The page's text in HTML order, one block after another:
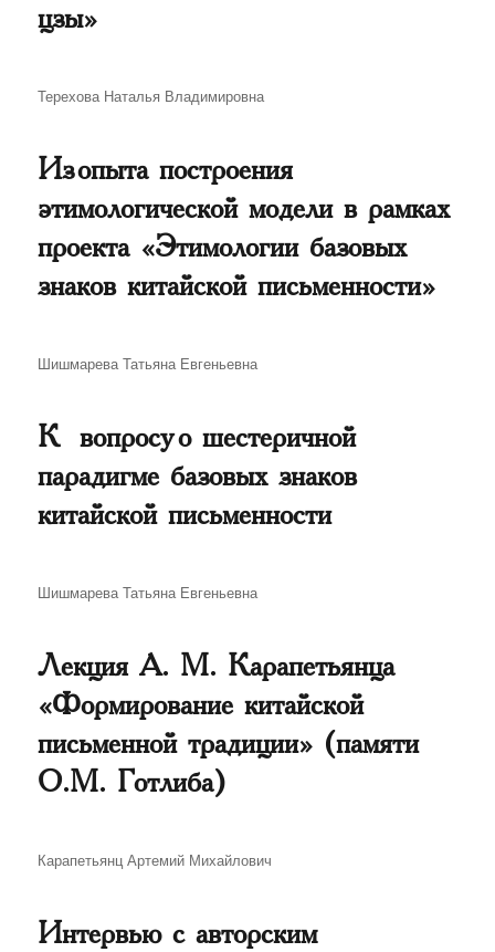
цзы»
Автор
Терехова Наталья Владимировна
Из опыта построения
этимологической модели в рамках
проекта «Этимологии базовых
знаков китайской письменности»
Автор
Шишмарева Татьяна Евгеньевна
К вопросу о шестеричной
парадигме базовых знаков
китайской письменности
Автор
Шишмарева Татьяна Евгеньевна
Лекция А. М. Карапетьянца
«Формирование китайской
письменной традиции» (памяти
О.М. Готлиба)
Автор
Карапетьянц Артемий Михайлович
Интервью с авторским